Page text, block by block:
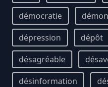
démocratie
dépression
dépôt
désagréable
désinformation